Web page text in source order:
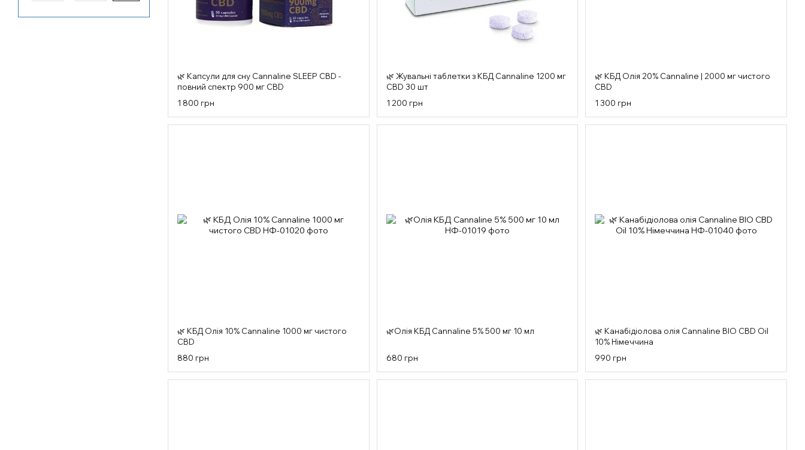
🌿 Капсули для сну Cannaline SLEEP CBD -
повний спектр 900 мг CBD
1 800 грн
🌿 Жувальні таблетки з КБД Cannaline 1200 мг
CBD 30 шт
1 200 грн
🌿 КБД Олія 20% Cannaline | 2000 мг чистого
CBD
1 300 грн
🌿 КБД Олія 10% Cannaline 1000 мг чистого
CBD
880 грн
🌿Олія КБД Cannaline 5% 500 мг 10 мл
680 грн
🌿 Канабідіолова олія Cannaline BIO CBD Oil
10% Німеччина
990 грн